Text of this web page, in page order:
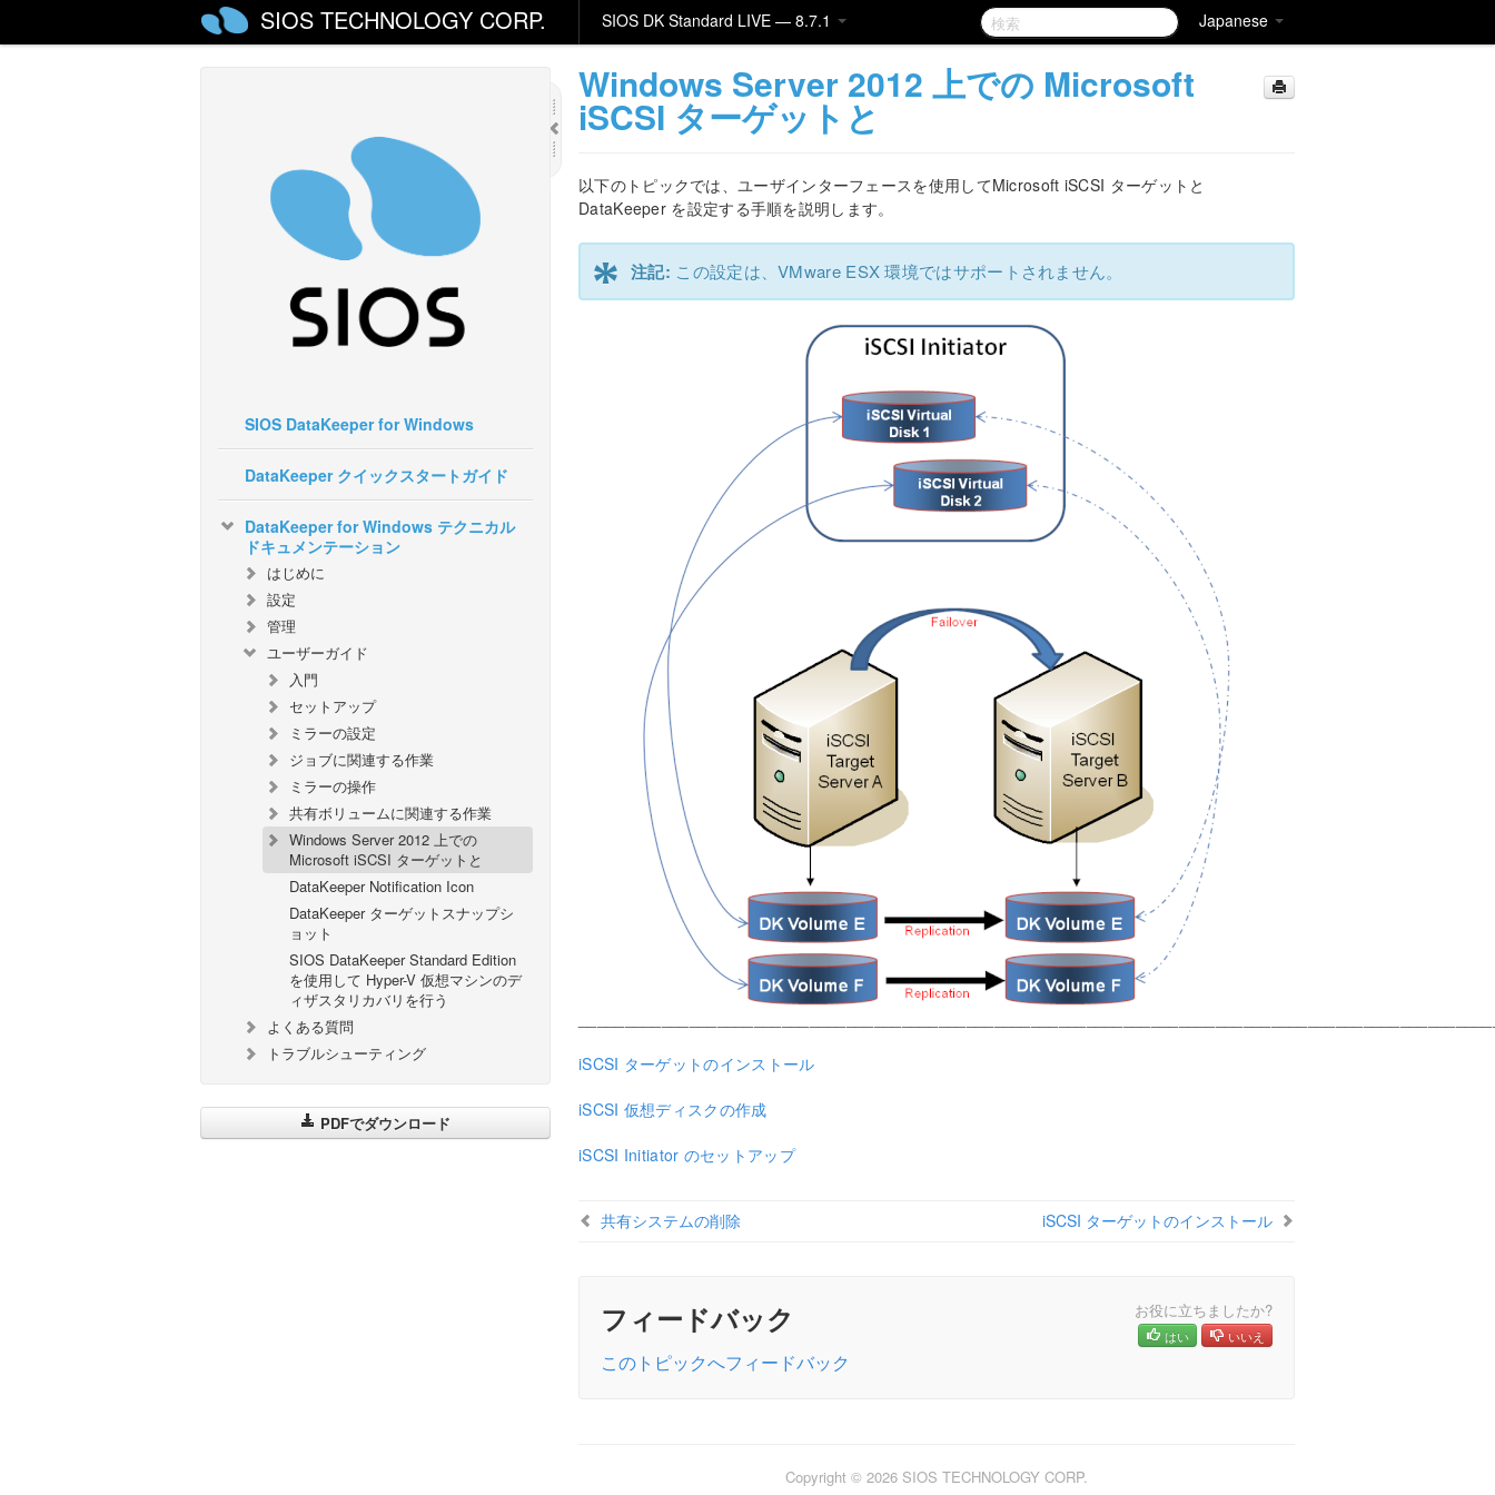
Japanese
SIOS TECHNOLOGY CORP. SIOS DK Standard LIVE — 8.7.1
SIOS DataKeeper for Windows
DataKeeper クイックスタートガイド
DataKeeper for Windows テクニカル
ドキュメンテーション
はじめに
設定
管理
ユーザーガイド
入門
セットアップ
ミラーの設定
ジョブに関連する作業
ミラーの操作
共有ボリュームに関連する作業
Windows Server 2012 上での
Microsoft iSCSI ターゲットと
DataKeeper Notification Icon
DataKeeper ターゲットスナップシ
ョット
SIOS DataKeeper Standard Edition
を使用して Hyper-V 仮想マシンのデ
ィザスタリカバリを行う
よくある質問
トラブルシューティング
PDFでダウンロード
Windows Server 2012 上での Microsoft
iSCSI ターゲットと
以下のトピックでは、ユーザインターフェースを使用してMicrosoft iSCSI ターゲットと
DataKeeper を設定する手順を説明します。
* 注記: この設定は、VMware ESX 環境ではサポートされません。
iSCSI ターゲットのインストール
iSCSI 仮想ディスクの作成
iSCSI Initiator のセットアップ
共有システムの削除 iSCSI ターゲットのインストール
フィードバック お役に立ちましたか?
はい いいえ
このトピックへフィードバック
Copyright © 2026 SIOS TECHNOLOGY CORP.